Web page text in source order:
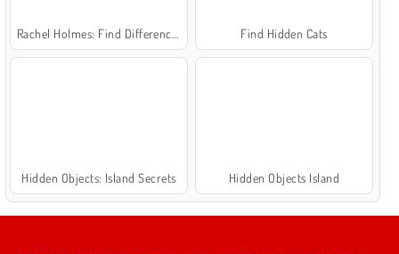
Find Hidden Cats
Hidden Objects: Island Secrets Hidden Objects Island